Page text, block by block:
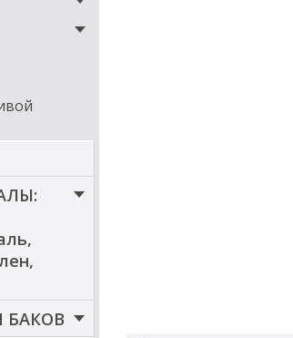
Квадратные емкости в
Компания ООО «АНИОН»
полиэтилена, который
настолько проста, что не
Приобретая топливную
бака к системе отопления,
фильтры и т.д. Специально